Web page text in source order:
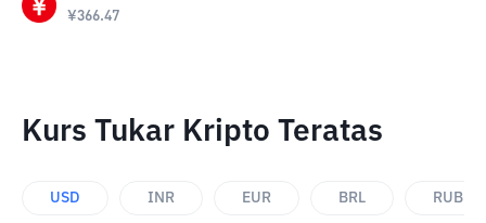
¥366.47
Kurs Tukar Kripto Teratas
USD INR EUR BRL RUB